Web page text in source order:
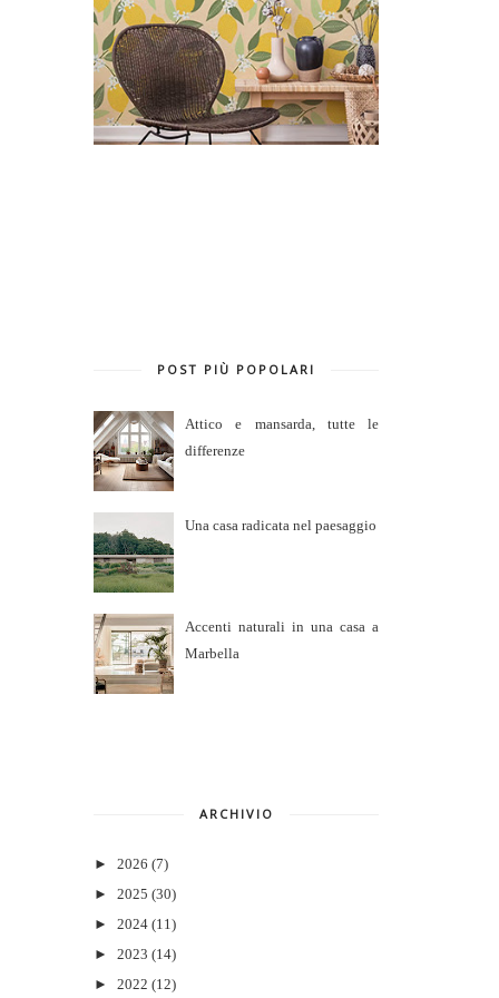
POST PIÙ POPOLARI
Attico e mansarda, tutte le
differenze
Una casa radicata nel paesaggio
Accenti naturali in una casa a
Marbella
ARCHIVIO
► 2026 (7)
► 2025 (30)
► 2024 (11)
► 2023 (14)
► 2022 (12)